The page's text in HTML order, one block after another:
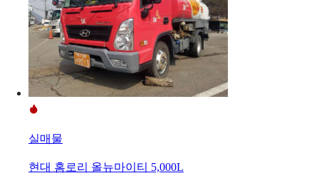
실매물
현대 홈로리 올뉴마이티 5,000L